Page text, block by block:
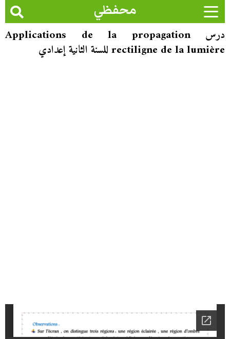
محفظي
درس Applications de la propagation
rectiligne de la lumière للسنة الثانية إعدادي